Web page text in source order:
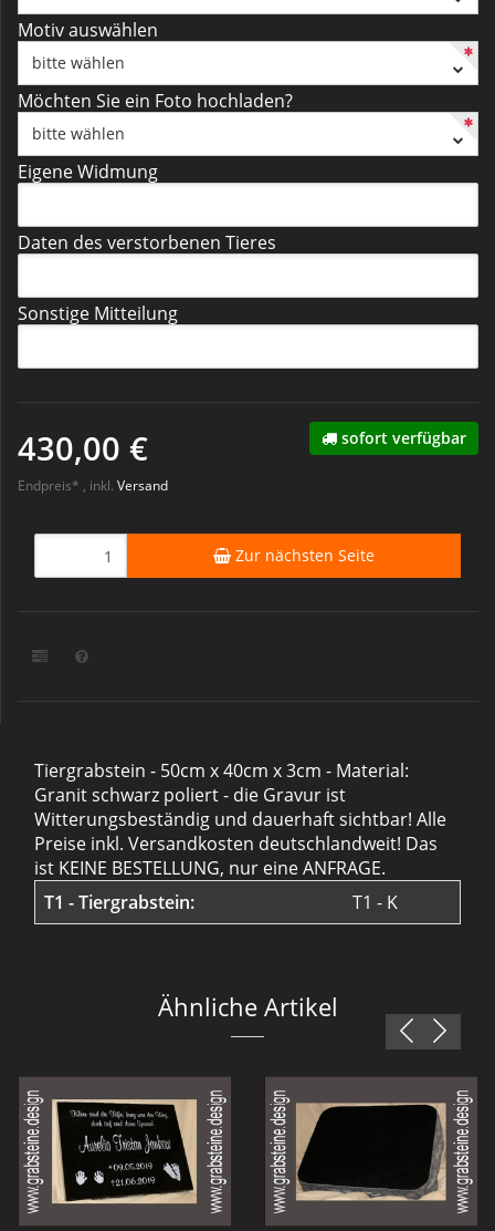
Motiv auswählen
bitte wählen
Möchten Sie ein Foto hochladen?
bitte wählen
Eigene Widmung
Daten des verstorbenen Tieres
Sonstige Mitteilung
430,00 €
Endpreis* , inkl. Versand
sofort verfügbar
Zur nächsten Seite
Tiergrabstein - 50cm x 40cm x 3cm - Material:
Granit schwarz poliert - die Gravur ist
Witterungsbeständig und dauerhaft sichtbar! Alle
Preise inkl. Versandkosten deutschlandweit! Das
ist KEINE BESTELLUNG, nur eine ANFRAGE.
T1 - Tiergrabstein:
T1 - K
Ähnliche Artikel